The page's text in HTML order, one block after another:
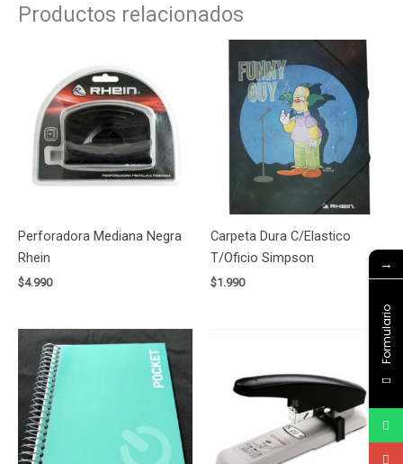
Productos relacionados
Perforadora Mediana Negra
Rhein
$4.990
Carpeta Dura C/Elastico
T/Oficio Simpson
$1.990
→
Formulario